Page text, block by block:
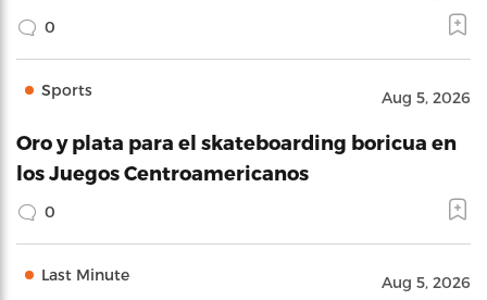
0
Sports Aug 5, 2026
Oro y plata para el skateboarding boricua en
los Juegos Centroamericanos
0
Last Minute Aug 5, 2026